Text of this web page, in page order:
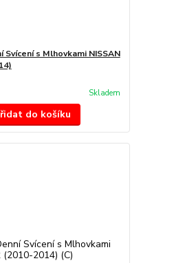
Svícení s Mlhovkami NISSAN
Skladem
do košíku